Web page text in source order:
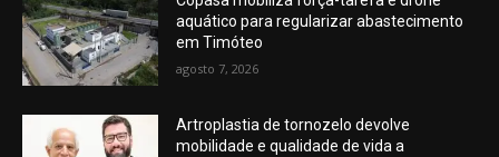
aquático para regularizar abastecimento
em Timóteo
agosto 7, 2026
Artroplastia de tornozelo devolve
mobilidade e qualidade de vida a